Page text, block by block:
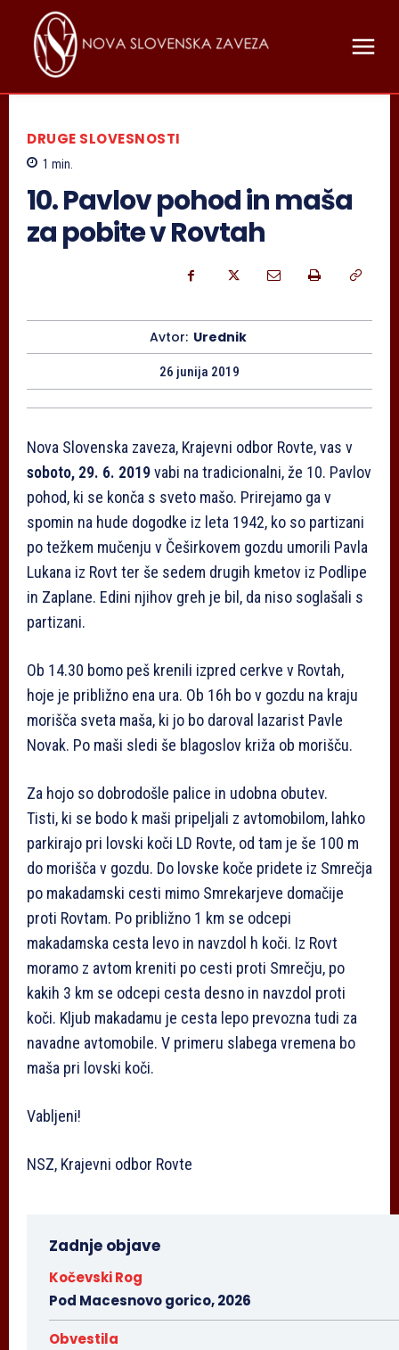
DRUGE SLOVESNOSTI
1 min.
10. Pavlov pohod in maša
za pobite v Rovtah
Avtor: Urednik
26 junija 2019
Nova Slovenska zaveza, Krajevni odbor Rovte, vas v
soboto, 29. 6. 2019vabi na tradicionalni, že 10. Pavlov
pohod, ki se konča s sveto mašo. Prirejamo ga v
spomin na hude dogodke iz leta 1942, ko so partizani
po težkem mučenju v Češirkovem gozdu umorili Pavla
Lukana iz Rovt ter še sedem drugih kmetov iz Podlipe
in Zaplane. Edini njihov greh je bil, da niso soglašali s
partizani.
Ob 14.30 bomo peš krenili izpred cerkve v Rovtah,
hoje je približno ena ura. Ob 16h bo v gozdu na kraju
morišča sveta maša, ki jo bo daroval lazarist Pavle
Novak. Po maši sledi še blagoslov križa ob morišču.
Za hojo so dobrodošle palice in udobna obutev.
Tisti, ki se bodo k maši pripeljali z avtomobilom, lahko
parkirajo pri lovski koči LD Rovte, od tam je še 100 m
do morišča v gozdu. Do lovske koče pridete iz Smrečja
po makadamski cesti mimo Smrekarjeve domačije
proti Rovtam. Po približno 1 km se odcepi
makadamska cesta levo in navzdol h koči. Iz Rovt
moramo z avtom kreniti po cesti proti Smrečju, po
kakih 3 km se odcepi cesta desno in navzdol proti
koči. Kljub makadamu je cesta lepo prevozna tudi za
navadne avtomobile. V primeru slabega vremena bo
maša pri lovski koči.
Vabljeni!
NSZ, Krajevni odbor Rovte
Zadnje objave
Kočevski Rog
Pod Macesnovo gorico, 2026
Obvestila